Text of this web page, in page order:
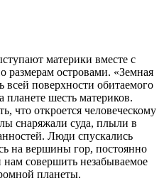
материки вместе с
островами. «Земная
всей поверхности обитаемого
планете шесть материков.
что откроется человеческому
снаряжали суда, плыли в
Люди спускались
на вершины гор, постоянно
совершить незабываемое
планеты.